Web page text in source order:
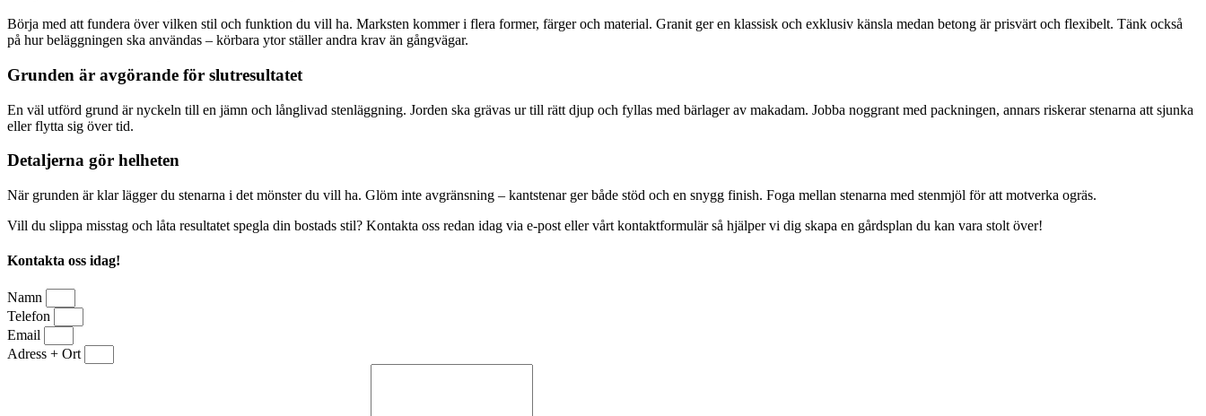
Börja med att fundera över vilken stil och funktion du vill ha. Marksten kommer i flera former, färger och material. Granit ger en klassisk och exklusiv känsla medan betong är prisvärt och flexibelt. Tänk också
på hur beläggningen ska användas – körbara ytor ställer andra krav än gångvägar.
Grunden är avgörande för slutresultatet
En väl utförd grund är nyckeln till en jämn och långlivad stenläggning. Jorden ska grävas ur till rätt djup och fyllas med bärlager av makadam. Jobba noggrant med packningen, annars riskerar stenarna att sjunka
eller flytta sig över tid.
Detaljerna gör helheten
När grunden är klar lägger du stenarna i det mönster du vill ha. Glöm inte avgränsning – kantstenar ger både stöd och en snygg finish. Foga mellan stenarna med stenmjöl för att motverka ogräs.
Vill du slippa misstag och låta resultatet spegla din bostads stil? Kontakta oss redan idag via e-post eller vårt kontaktformulär så hjälper vi dig skapa en gårdsplan du kan vara stolt över!
Kontakta oss idag!
Namn
Telefon
Email
Adress + Ort